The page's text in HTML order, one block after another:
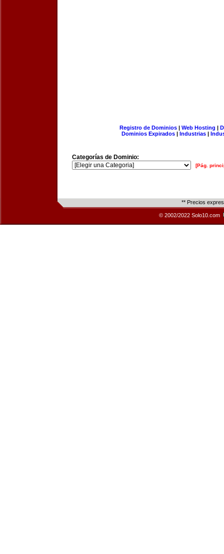
Registro de Dominios| Web Hosting |
Dominios Expirados | Industrias |
Categorías de Dominio:
[Pág.
** Precios
© 2002/2022 Solo10.com